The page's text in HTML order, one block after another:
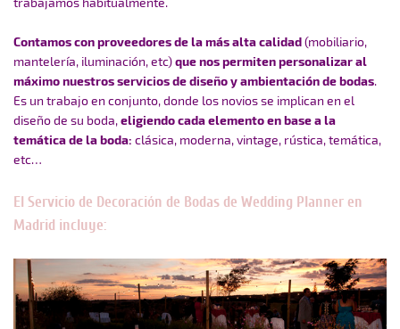
Contamos con proveedores de la más alta calidad(mobiliario,
mantelería, iluminación, etc)que nos permiten personalizar al
máximo nuestros servicios de diseño y ambientación de bodas.
Es un trabajo en conjunto, donde los novios se implican en el
diseño de su boda,eligiendo cada elemento en base a la
temática de la boda: clásica, moderna, vintage, rústica, temática,
etc…
El Servicio de Decoración de Bodas de Wedding Planner en
Madrid incluye: